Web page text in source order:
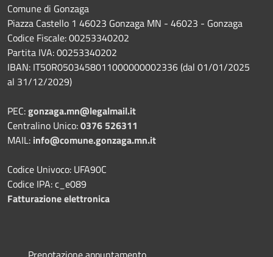
Comune di Gonzaga
Piazza Castello 1 46023 Gonzaga MN - 46023 - Gonzaga
Codice Fiscale: 00253340202
Partita IVA: 00253340202
IBAN: IT50R0503458011000000002336 (dal 01/01/2025
al 31/12/2029)
PEC:gonzaga.mn@legalmail.it
Centralino Unico:0376 526311
MAIL: info@comune.gonzaga.mn.it
Codice Univoco: UFA90C
Codice IPA: c_e089
Fatturazione elettronica